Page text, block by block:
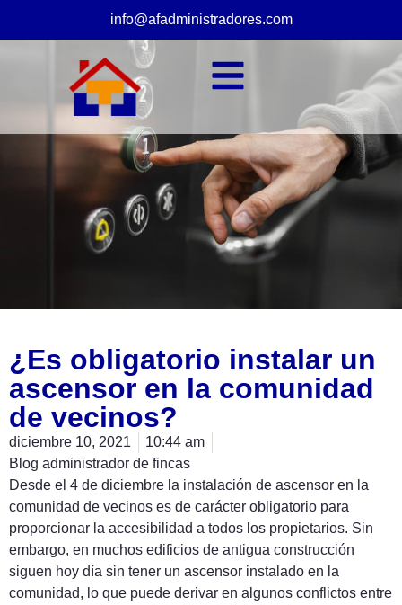
info@afadministradores.com
¿Es obligatorio instalar un
ascensor en la comunidad
de vecinos?
diciembre 10, 2021
10:44 am
Blog administrador de fincas
Desde el 4 de diciembre la instalación de ascensor en la
comunidad de vecinos es de carácter obligatorio para
proporcionar la accesibilidad a todos los propietarios. Sin
embargo, en muchos edificios de antigua construcción
siguen hoy día sin tener un ascensor instalado en la
comunidad, lo que puede derivar en algunos conflictos entre